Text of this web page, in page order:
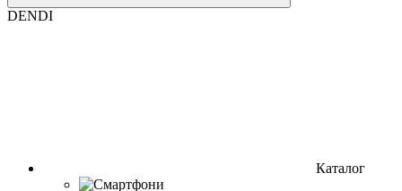
DENDI
Каталог